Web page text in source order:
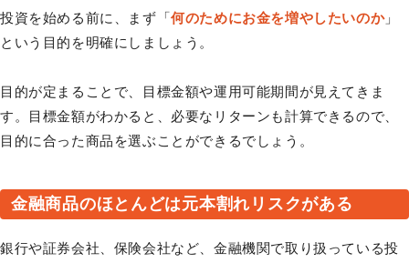
投資を始める前に、まず「何のためにお金を増やしたいのか」
という目的を明確にしましょう。
目的が定まることで、目標金額や運用可能期間が見えてきま
す。目標金額がわかると、必要なリターンも計算できるので、
目的に合った商品を選ぶことができるでしょう。
金融商品のほとんどは元本割れリスクがある
銀行や証券会社、保険会社など、金融機関で取り扱っている投